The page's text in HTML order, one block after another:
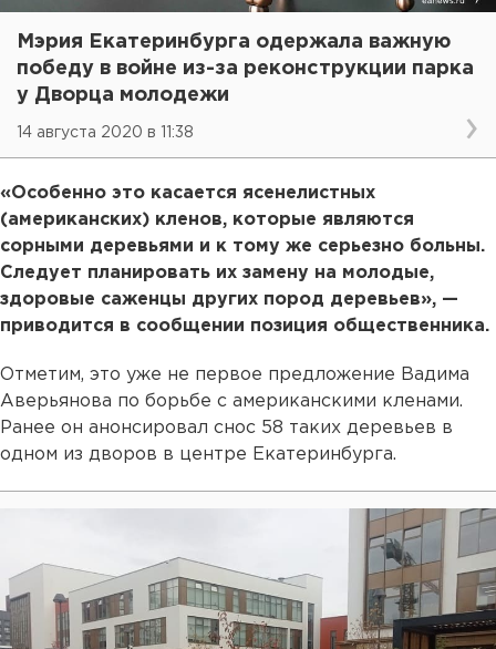
Мэрия Екатеринбурга одержала важную
победу в войне из-за реконструкции парка
у Дворца молодежи
14 августа 2020 в 11:38
«Особенно это касается ясенелистных
(американских) кленов, которые являются
сорными деревьями и к тому же серьезно больны.
Следует планировать их замену на молодые,
здоровые саженцы других пород деревьев», —
приводится в сообщении позиция общественника.
Отметим, это уже не первое предложение Вадима
Аверьянова по борьбе с американскими кленами.
Ранее он анонсировал снос 58 таких деревьев в
одном из дворов в центре Екатеринбурга.